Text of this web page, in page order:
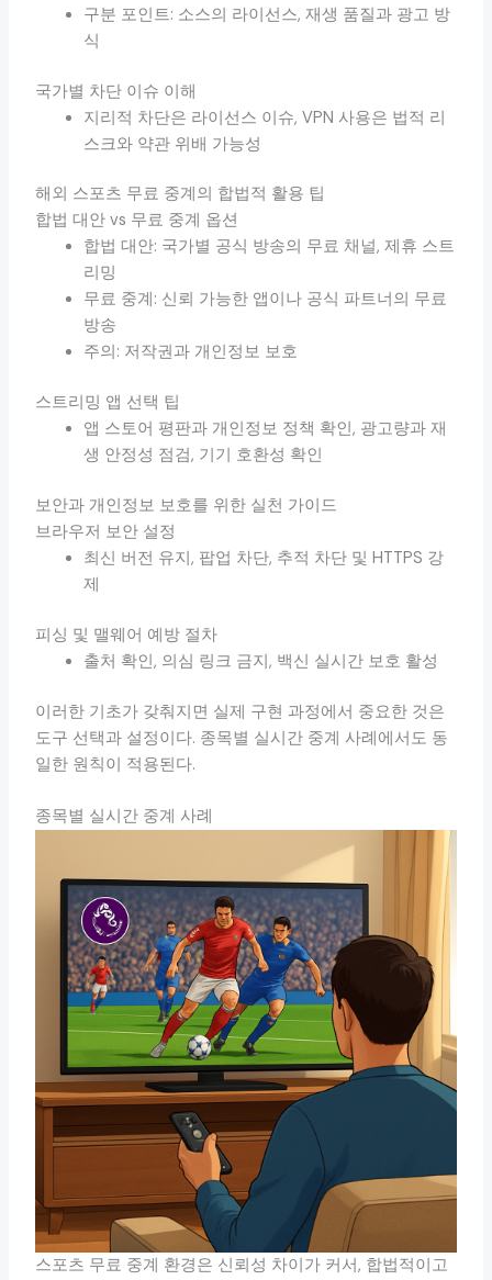
구분 포인트: 소스의 라이선스, 재생 품질과 광고 방
식
국가별 차단 이슈 이해
지리적 차단은 라이선스 이슈, VPN 사용은 법적 리
스크와 약관 위배 가능성
해외 스포츠 무료 중계의 합법적 활용 팁
합법 대안 vs 무료 중계 옵션
합법 대안: 국가별 공식 방송의 무료 채널, 제휴 스트
리밍
무료 중계: 신뢰 가능한 앱이나 공식 파트너의 무료
방송
주의: 저작권과 개인정보 보호
스트리밍 앱 선택 팁
앱 스토어 평판과 개인정보 정책 확인, 광고량과 재
생 안정성 점검, 기기 호환성 확인
보안과 개인정보 보호를 위한 실천 가이드
브라우저 보안 설정
최신 버전 유지, 팝업 차단, 추적 차단 및 HTTPS 강
제
피싱 및 맬웨어 예방 절차
출처 확인, 의심 링크 금지, 백신 실시간 보호 활성
이러한 기초가 갖춰지면 실제 구현 과정에서 중요한 것은
도구 선택과 설정이다. 종목별 실시간 중계 사례에서도 동
일한 원칙이 적용된다.
종목별 실시간 중계 사례
스포츠 무료 중계 환경은 신뢰성 차이가 커서, 합법적이고